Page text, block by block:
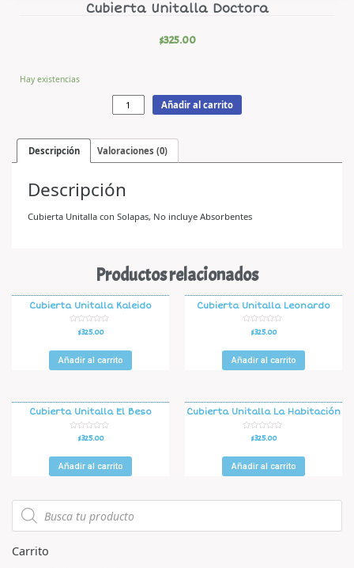
Cubierta Unitalla Doctora
$325.00
Hay existencias
Añadir al carrito
Descripción Valoraciones (0)
Descripción
Cubierta Unitalla con Solapas, No incluye Absorbentes
Productos relacionados
Cubierta Unitalla Kaleido
o
r
a
d
0
e
5
$325.00
Añadir al carrito
Cubierta Unitalla Leonardo
o
r
a
d
0
d
e
5
$325.00
Añadir al carrito
Cubierta Unitalla El Beso
o
r
a
d
n
d
e
$325.00
Añadir al carrito
Cubierta Unitalla La Habitación
o
r
a
d
n
$325.00
Añadir al carrito
Carrito